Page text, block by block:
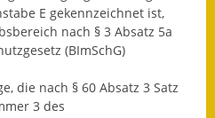
Umleitungsplan
Buslinie 168
E gekennzeichnet ist,
nach § 3 Absatz 5a
(BImSchG)
die nach § 60 Absatz 3 Satz
3 des